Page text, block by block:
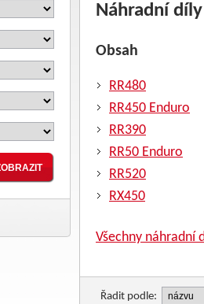
Náhradní
Obsah
RR480
RR450 Enduro
RR390
RR50 Enduro
RR520
RX450
Všechny náhradní
Řadit podle: